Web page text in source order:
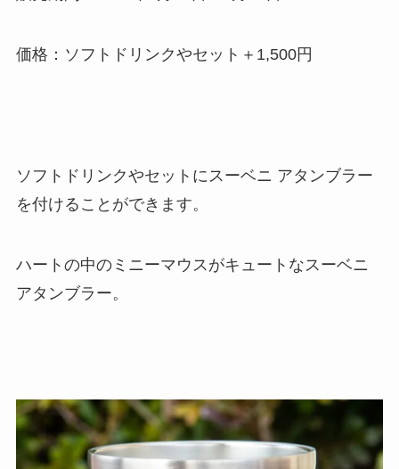
価格：ソフトドリンクやセット＋1,500円
ソフトドリンクやセットにスーベニ アタンブラー
を付けることができます。
ハートの中のミニーマウスがキュートなスーベニ
アタンブラー。